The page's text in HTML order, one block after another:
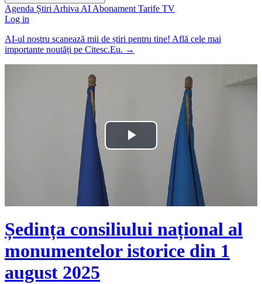
Agenda Știri Arhiva AI Abonament Tarife TV
Log in
AI-ul nostru scanează mii de știri pentru tine! Află cele mai
importante noutăți pe Citesc.Eu. →
Play
Video
Ședința consiliului național al
monumentelor istorice din 1
august 2025